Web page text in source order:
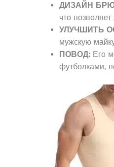
ДИЗАЙН
что
УЛУЧШИТЬ
мужскую
ПОВОД: Его
футболками,